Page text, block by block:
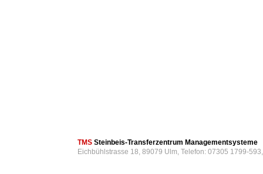
TMS Steinbeis-Transferzentrum Managementsysteme
Eichbühlstrasse 18, 89079 Ulm, Telefon: 07305 1799-